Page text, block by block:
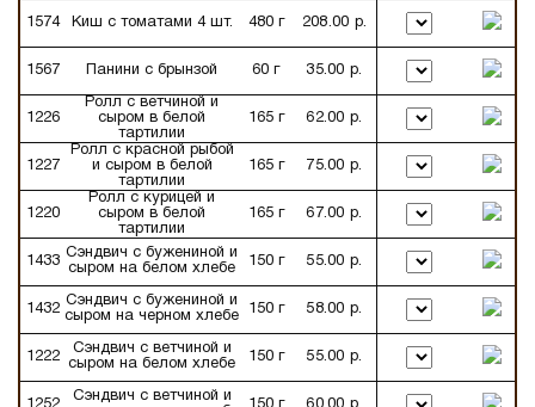
1574 Киш с томатами 4 шт. 480 г 208.00 р.
1567 Панини с брынзой 60 г 35.00 р.
1226
Ролл с ветчиной и
сыром в белой
тартилии
165 г 62.00 р.
1227
Ролл с красной рыбой
и сыром в белой
тартилии
165 г 75.00 р.
1220
Ролл с курицей и
сыром в белой
тартилии
165 г 67.00 р.
1433
Сэндвич с бужениной и
сыром на белом хлебе
150 г 55.00 р.
1432
Сэндвич с бужениной и
сыром на черном хлебе
150 г 58.00 р.
1222
Сэндвич с ветчиной и
сыром на белом хлебе
150 г 55.00 р.
Сэндвич с ветчиной и